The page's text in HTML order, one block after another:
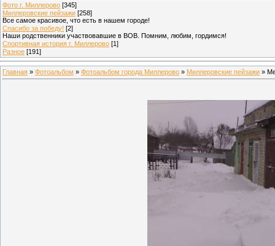
Фото г. Миллерово [345]
Миллеровские пейзажи [258]
Все самое красивое, что есть в нашем городе!
Спасибо за победу! [2]
Наши родственники участвовавшие в ВОВ. Помним, любим, гордимся!
Спортивная история г. Миллерово [1]
Разное [191]
Главная » Фотоальбом » Фотоальбом города Миллерово » Миллеровские пейзажи »